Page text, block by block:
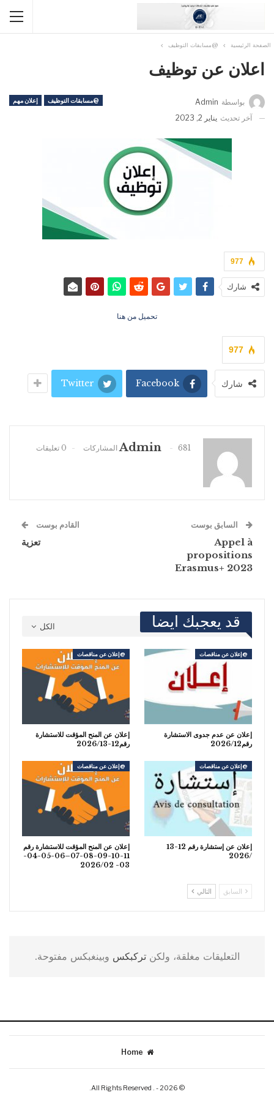
الصفحة الرئيسية @مسابقات التوظيف
اعلان عن توظيف
@مسابقات التوظيف إعلان مهم بواسطة Admin
آخر تحديث يناير 2, 2023
977
شارك
تحميل من هنا
977
شارك Facebook
Twitter
Admin 681 المشاركات 0 تعليقات
السابق بوست
Appel à
propositions
Erasmus+ 2023
القادم بوست
تعزية
الكل قد يعجبك ايضا
@إعلان عن مناقصات
إعلان عن عدم جدوى الاستشارة
رقم2026/12
@إعلان عن مناقصات
إعلان عن المنح المؤقت للاستشارة
رقم12-2026/13
@إعلان عن مناقصات
إعلان عن إستشارة رقم 12-13
/2026
@إعلان عن مناقصات
إعلان عن المنح المؤقت للاستشارة رقم
11-10-09-08-07–06-05-04-
03- 2026/02
السابق التالي
التعليقات مغلقة، ولكنتركبكس وبينغبكس مفتوحة.
Home
© 2026 - . All Rights Reserved.